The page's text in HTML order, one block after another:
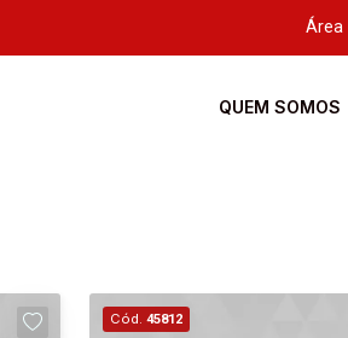
Área
QUEM SOMOS
Cód. 45812